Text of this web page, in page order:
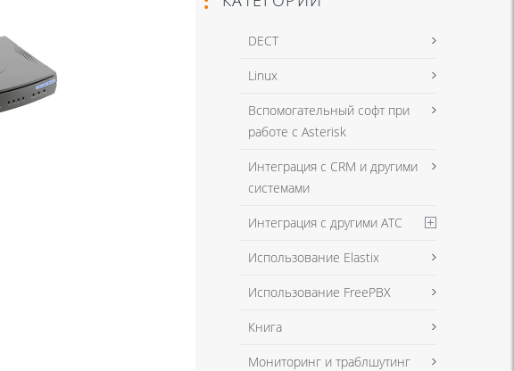
DECT
Linux
Вспомогательный софт при
работе с Asterisk
Интеграция с CRM и другими
системами
Интеграция с другими АТС
Использование Elastix
Использование FreePBX
Книга
Мониторинг и траблшутинг